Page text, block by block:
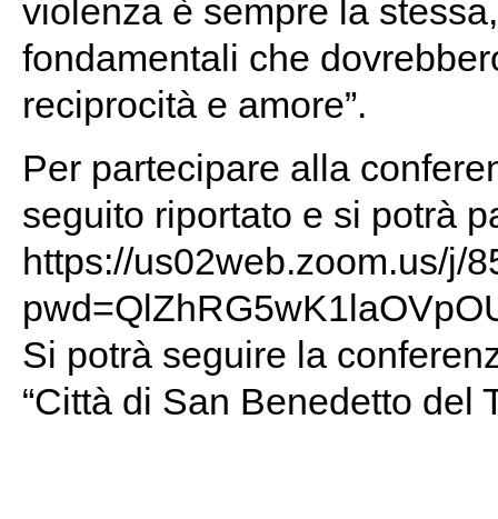
violenza è sempre la
fondamentali che
reciprocità e amore”.
Per partecipare alla
seguito riportato e si potrà
https://us02web.zoom.us/j/
Si potrà seguire la
“Città di San Benedetto del